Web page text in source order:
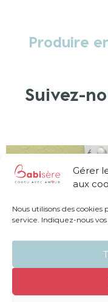
Gérer
aux
Nous utilisons des
service. Indiquez-nous
Produire
Suivez-